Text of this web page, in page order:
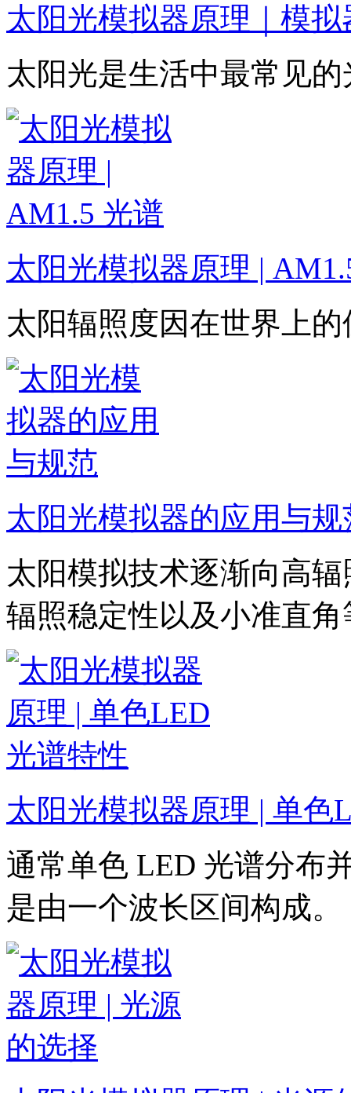
太阳光模拟器原理｜模拟
太阳光是生活中最常见
太阳光模拟器原理 |
太阳辐照度因在世界上
太阳光模拟器的应用与规
太阳模拟技术逐渐向高
辐照稳定性以及小准直
太阳光模拟器原理 | 单色
通常单色 LED 光谱分布
是由一个波长区间构成。